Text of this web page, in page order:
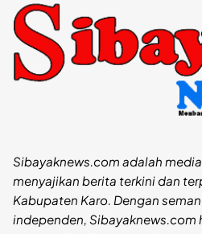
Sibayaknews.com adalah
menyajikan berita terkini dan
Kabupaten Karo. Dengan
independen, Sibayaknews.com